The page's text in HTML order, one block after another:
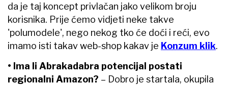
da je taj koncept privlačan jako velikom broju
korisnika. Prije ćemo vidjeti neke takve
'polumodele', nego nekog tko će doći i reći, evo
imamo isti takav web-shop kakav je Konzum klik.
• Ima li Abrakadabra potencijal postati
regionalni Amazon? – Dobro je startala, okupila